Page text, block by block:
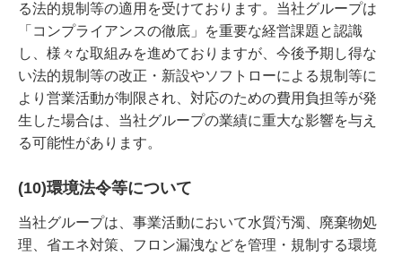
る法的規制等の適用を受けております。当社グループは
「コンプライアンスの徹底」を重要な経営課題と認識
し、様々な取組みを進めておりますが、今後予期し得な
い法的規制等の改正・新設やソフトローによる規制等に
より営業活動が制限され、対応のための費用負担等が発
生した場合は、当社グループの業績に重大な影響を与え
る可能性があります。
(10)環境法令等について
当社グループは、事業活動において水質汚濁、廃棄物処
理、省エネ対策、フロン漏洩などを管理・規制する環境